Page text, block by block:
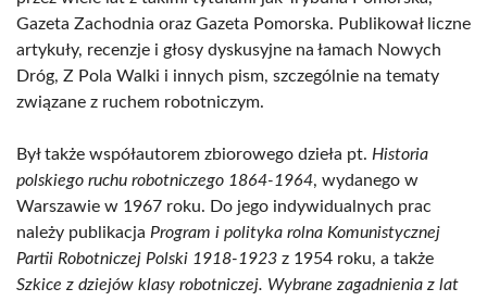
Gazeta Zachodnia oraz Gazeta Pomorska. Publikował liczne
artykuły, recenzje i głosy dyskusyjne na łamach Nowych
Dróg, Z Pola Walki i innych pism, szczególnie na tematy
związane z ruchem robotniczym.
Był także współautorem zbiorowego dzieła pt. Historia
polskiego ruchu robotniczego 1864-1964, wydanego w
Warszawie w 1967 roku. Do jego indywidualnych prac
należy publikacja Program i polityka rolna Komunistycznej
Partii Robotniczej Polski 1918-1923 z 1954 roku, a także
Szkice z dziejów klasy robotniczej. Wybrane zagadnienia z lat